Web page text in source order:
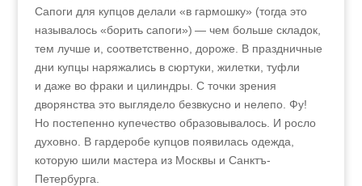
Сапоги для купцов делали «в гармошку» (тогда это
называлось «борить сапоги») — чем больше складок,
тем лучше и, соответственно, дороже. В праздничные
дни купцы наряжались в сюртуки, жилетки, туфли
и даже во фраки и цилиндры. С точки зрения
дворянства это выглядело безвкусно и нелепо. Фу!
Но постепенно купечество образовывалось. И росло
духовно. В гардеробе купцов появилась одежда,
которую шили мастера из Москвы и Санктъ-
Петербурга.